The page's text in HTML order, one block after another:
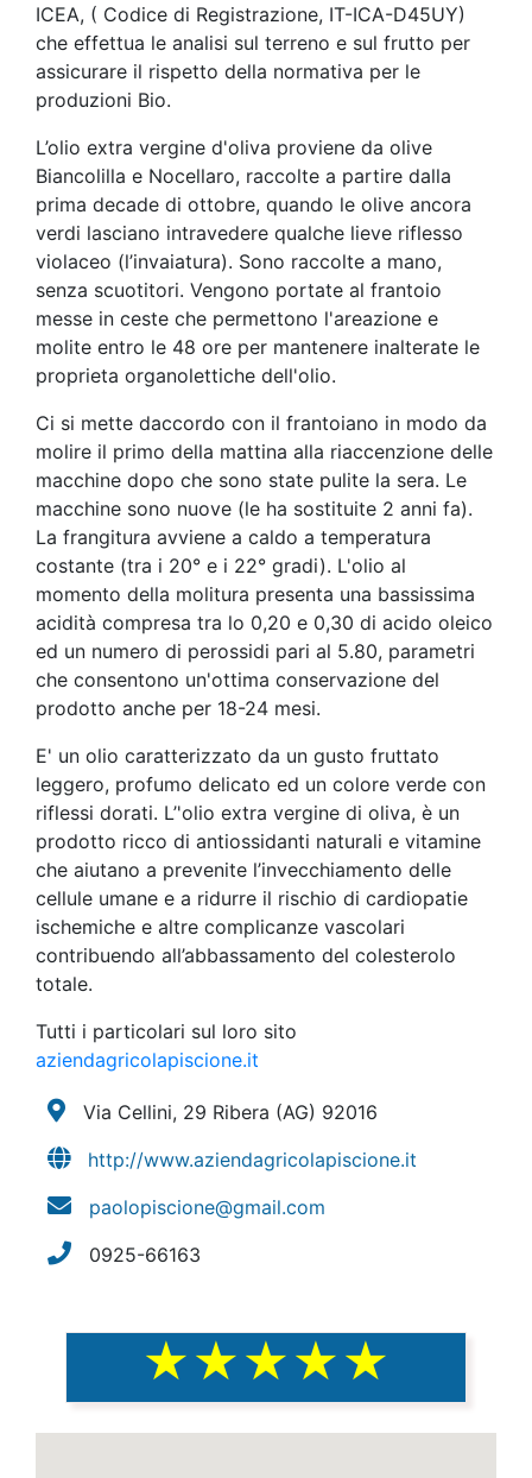
ICEA, ( Codice di Registrazione, IT-ICA-D45UY)
che effettua le analisi sul terreno e sul frutto per
assicurare il rispetto della normativa per le
produzioni Bio.
L’olio extra vergine d'oliva proviene da olive
Biancolilla e Nocellaro, raccolte a partire dalla
prima decade di ottobre, quando le olive ancora
verdi lasciano intravedere qualche lieve riflesso
violaceo (l’invaiatura). Sono raccolte a mano,
senza scuotitori. Vengono portate al frantoio
messe in ceste che permettono l'areazione e
molite entro le 48 ore per mantenere inalterate le
proprieta organolettiche dell'olio.
Ci si mette daccordo con il frantoiano in modo da
molire il primo della mattina alla riaccenzione delle
macchine dopo che sono state pulite la sera. Le
macchine sono nuove (le ha sostituite 2 anni fa).
La frangitura avviene a caldo a temperatura
costante (tra i 20° e i 22° gradi). L'olio al
momento della molitura presenta una bassissima
acidità compresa tra lo 0,20 e 0,30 di acido oleico
ed un numero di perossidi pari al 5.80, parametri
che consentono un'ottima conservazione del
prodotto anche per 18-24 mesi.
E' un olio caratterizzato da un gusto fruttato
leggero, profumo delicato ed un colore verde con
riflessi dorati. L’'olio extra vergine di oliva, è un
prodotto ricco di antiossidanti naturali e vitamine
che aiutano a prevenite l’invecchiamento delle
cellule umane e a ridurre il rischio di cardiopatie
ischemiche e altre complicanze vascolari
contribuendo all’abbassamento del colesterolo
totale.
Tutti i particolari sul loro sito
aziendagricolapiscione.it
Via Cellini, 29 Ribera (AG) 92016
http://www.aziendagricolapiscione.it
paolopiscione@gmail.com
0925-66163